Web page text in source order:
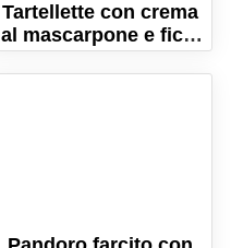
Tartellette con crema
al mascarpone e fichi
caramellati